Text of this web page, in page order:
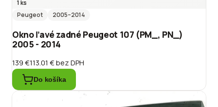
1 ks
Peugeot
2005–2014
Okno ľavé zadné Peugeot 107 (PM_, PN_)
2005 - 2014
139 €113.01 €bez DPH
Do košíka